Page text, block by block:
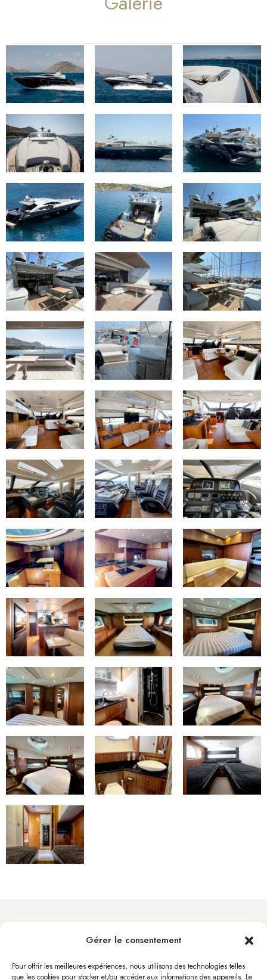
Gérer le consentement
Pour offrir les meilleures expériences, nous utilisons des technologies telles
que les cookies pour stocker et/ou accéder aux informations des appareils. Le
info@byacht.com
Site Web